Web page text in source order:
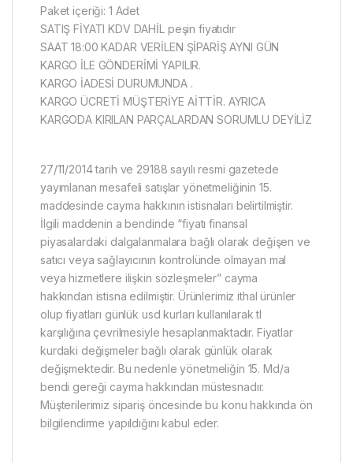
Paket içeriği: 1 Adet
SATIŞ FİYATI KDV DAHİL peşin fiyatıdır
SAAT 18:00 KADAR VERİLEN ŞİPARİŞ AYNI GÜN
KARGO İLE GÖNDERİMİ YAPILIR.
KARGO İADESİ DURUMUNDA .
KARGO ÜCRETİ MÜŞTERİYE AİTTİR. AYRICA
KARGODA KIRILAN PARÇALARDAN SORUMLU DEYİLİZ
27/11/2014 tarih ve 29188 sayılı resmi gazetede
yayımlanan mesafeli satışlar yönetmeliğinin 15.
maddesinde cayma hakkının istisnaları belirtilmiştir.
İlgili maddenin a bendinde “fiyatı finansal
piyasalardaki dalgalanmalara bağlı olarak değişen ve
satıcı veya sağlayıcının kontrolünde olmayan mal
veya hizmetlere ilişkin sözleşmeler” cayma
hakkından istisna edilmiştir. Ürünlerimiz ithal ürünler
olup fiyatları günlük usd kurları kullanılarak tl
karşılığına çevrilmesiyle hesaplanmaktadır. Fiyatlar
kurdaki değişmeler bağlı olarak günlük olarak
değişmektedir. Bu nedenle yönetmeliğin 15. Md/a
bendi gereği cayma hakkından müstesnadır.
Müşterilerimiz sipariş öncesinde bu konu hakkında ön
bilgilendirme yapıldığını kabul eder.